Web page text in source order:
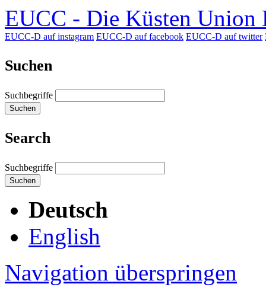
EUCC - Die Küsten Union
EUCC-D auf instagram EUCC-D auf facebook EUCC-D auf twitter
Suchen
Suchbegriffe
Suchen
Search
Suchbegriffe
Suchen
Deutsch
English
Navigation überspringen